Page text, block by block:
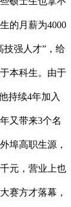
的月薪为4000
技强人才”，给
本科生。由于
持续4年加入
又带来3个名
埠高职生源，
元，营业上也
赛方才落幕，